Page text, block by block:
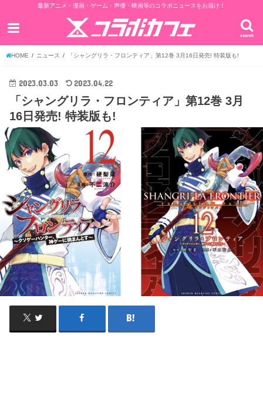
最新アニメ・漫画・ゲーム・声優・映画等のコラボニュースをお届け！
search
HOME ニュース 「シャングリラ・フロンティア」第12巻 3月16日発売! 特装版も!
2023.03.03 2023.04.22
「シャングリラ・フロンティア」第12巻 3月
16日発売! 特装版も!